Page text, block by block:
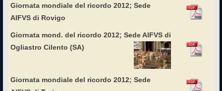
Giornata mondiale del ricordo 2012; Sede
AIFVS di Rovigo
Giornata mond. del ricordo 2012; Sede AIFVS di
Ogliastro Cilento (SA)
Giornata mondiale del ricordo 2012; Sede